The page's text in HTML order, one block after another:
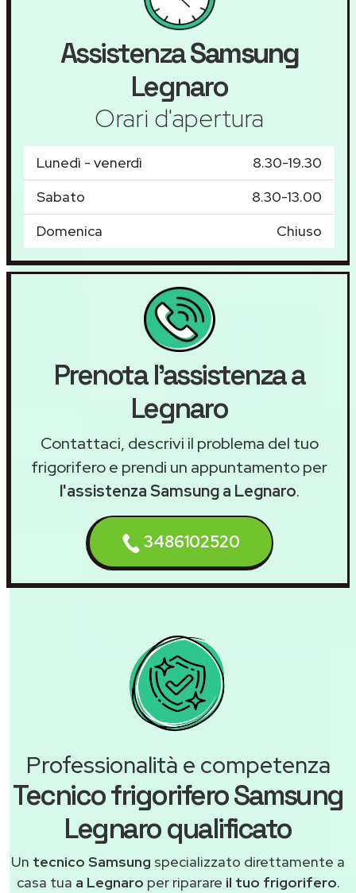
AssistenzaSamsung
Legnaro
Orari d'apertura
Lunedì - venerdì
8.30-19.30
Sabato
8.30-13.00
Domenica
Chiuso
Prenota l'assistenza a
Legnaro
Contattaci, descrivi il problema del tuo
frigorifero e prendi un appuntamento per
l'assistenza Samsung a Legnaro.
3486102520
Professionalità e competenza
Tecnico frigorifero Samsung
Legnaro qualificato
Un tecnico Samsung specializzato direttamente a
casa tua a Legnaro per riparare il tuo frigorifero.